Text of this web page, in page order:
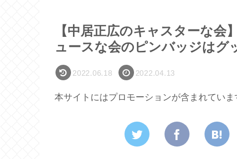
【中居正広のキャスターな
ュースな会のピンバッジはグ
2022.06.18 2022.04.13
本サイトにはプロモーションが含まれていま